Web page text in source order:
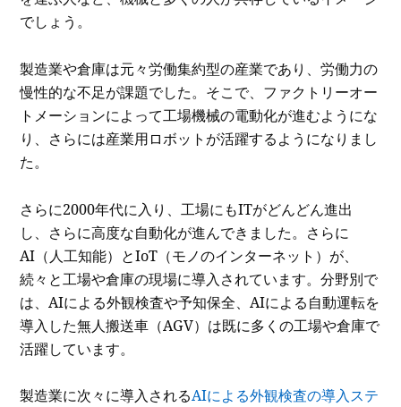
でしょう。
製造業や倉庫は元々労働集約型の産業であり、労働力の
慢性的な不足が課題でした。そこで、ファクトリーオー
トメーションによって工場機械の電動化が進むようにな
り、さらには産業用ロボットが活躍するようになりまし
た。
さらに2000年代に入り、工場にもITがどんどん進出
し、さらに高度な自動化が進んできました。さらに
AI（人工知能）とIoT（モノのインターネット）が、
続々と工場や倉庫の現場に導入されています。分野別で
は、AIによる外観検査や予知保全、AIによる自動運転を
導入した無人搬送車（AGV）は既に多くの工場や倉庫で
活躍しています。
製造業に次々に導入されるAIによる外観検査の導入ステ